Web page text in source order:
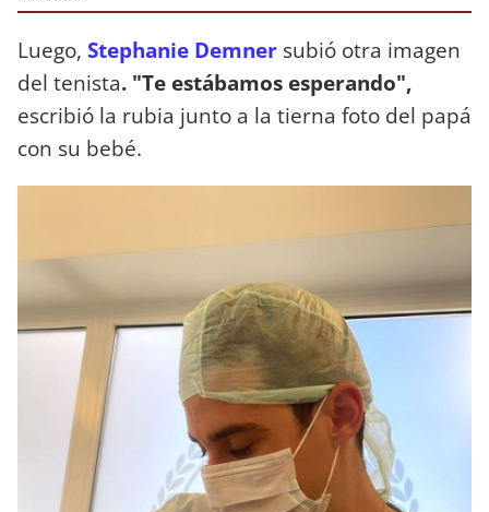
Luego, Stephanie Demner subió otra imagen
del tenista. "Te estábamos esperando",
escribió la rubia junto a la tierna foto del papá
con su bebé.